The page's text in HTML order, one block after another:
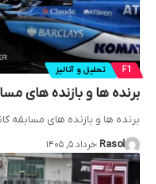
F1 تحلیل و آنالیز
برنده ها و بازنده های مسابقه
برنده ها و بازنده های مسابقه کانادا 2026 تغییرات بزرگ توی
Rasol خرداد ۵, ۱۴۰۵